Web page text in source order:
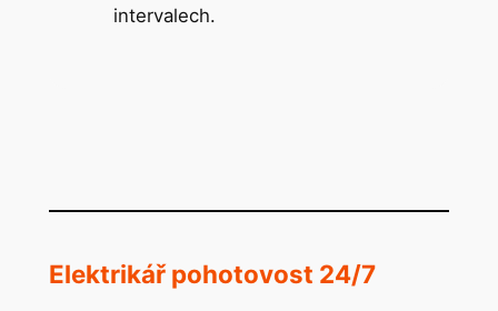
intervalech.
Elektrikář pohotovost 24/7